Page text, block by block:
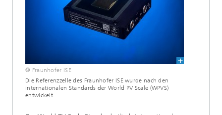
© Fraunhofer ISE
Die Referenzzelle des Fraunhofer ISE wurde nach den
internationalen Standards der World PV Scale (WPVS)
entwickelt.